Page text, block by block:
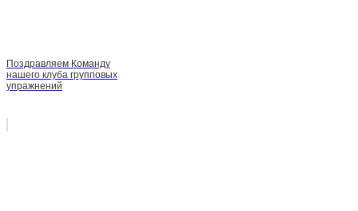
Поздравляем Команду
нашего клуба групповых
упражнений